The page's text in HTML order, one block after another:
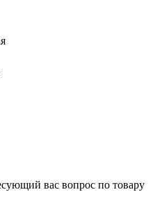
вас вопрос по товару